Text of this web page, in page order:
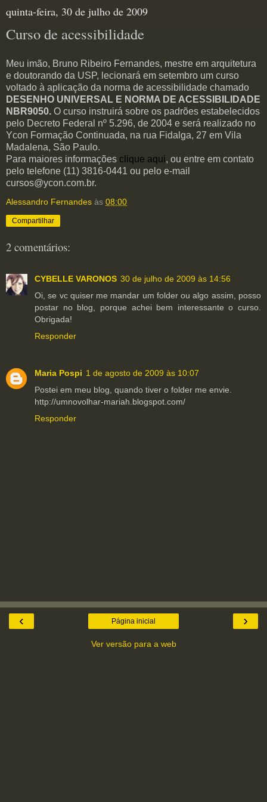
quinta-feira, 30 de julho de 2009
Curso de acessibilidade
Meu imão, Bruno Ribeiro Fernandes, mestre em arquitetura
e doutorando da USP, lecionará em setembro um curso
voltado à aplicação da norma de acessibilidade chamado
DESENHO UNIVERSAL E NORMA DE ACESSIBILIDADE
NBR9050. O curso instruirá sobre os padrões estabelecidos
pelo Decreto Federal nº 5.296, de 2004 e será realizado no
Ycon Formação Continuada, na rua Fidalga, 27 em Vila
Madalena, São Paulo.
Para maiores informações clique aqui, ou entre em contato
pelo telefone (11) 3816-0441 ou pelo e-mail
cursos@ycon.com.br.
Alessandro Fernandes às 08:00
Compartilhar
2 comentários:
CYBELLE VARONOS 30 de julho de 2009 às 14:56
Oi, se vc quiser me mandar um folder ou algo assim, posso
postar no blog, porque achei bem interessante o curso.
Obrigada!
Responder
Maria Pospi 1 de agosto de 2009 às 10:07
Postei em meu blog, quando tiver o folder me envie.
http://umnovolhar-mariah.blogspot.com/
Responder
‹ ›
Página inicial
Ver versão para a web